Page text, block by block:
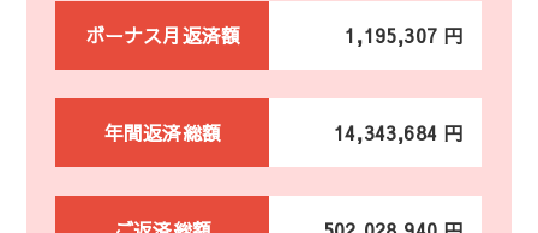
ボーナス月返済額 1,195,307 円
年間返済総額 14,343,684 円